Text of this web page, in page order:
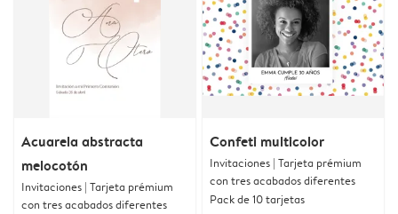
Acuarela abstracta
melocotón
Invitaciones | Tarjeta prémium
con tres acabados diferentes
Confeti multicolor
Invitaciones | Tarjeta prémium
con tres acabados diferentes
Pack de 10 tarjetas